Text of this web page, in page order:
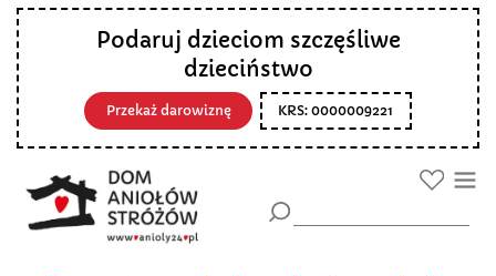
Podaruj dzieciom szczęśliwe
dzieciństwo
Przekaż darowiznę KRS: 0000009221